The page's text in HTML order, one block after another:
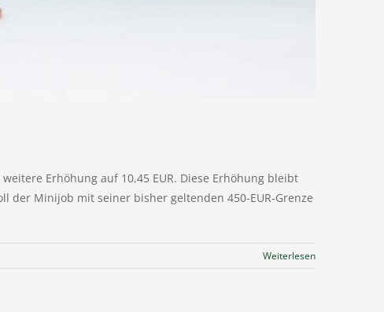
Erhöhung auf 10,45 EUR. Diese Erhöhung bleibt
der Minijob mit seiner bisher geltenden 450-EUR-Grenze
Weiterlesen